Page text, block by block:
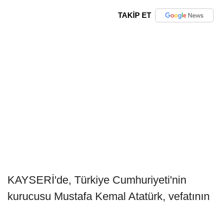
TAKİP ET
KAYSERİ'de, Türkiye Cumhuriyeti'nin
kurucusu Mustafa Kemal Atatürk, vefatının